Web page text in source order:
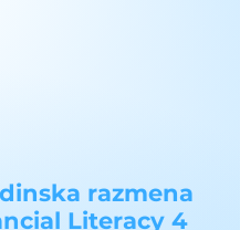
razmena
Literacy 4